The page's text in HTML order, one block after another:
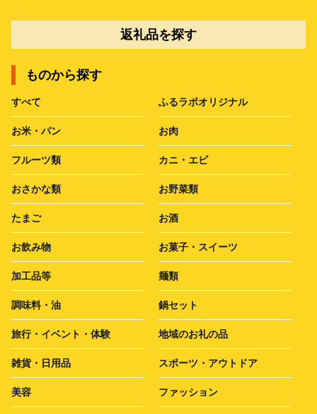
返礼品を探す
ものから探す
すべて ふるラボオリジナル
お米・パン お肉
フルーツ類 カニ・エビ
おさかな類 お野菜類
たまご お酒
お飲み物 お菓子・スイーツ
加工品等 麺類
調味料・油 鍋セット
旅行・イベント・体験 地域のお礼の品
雑貨・日用品 スポーツ・アウトドア
美容 ファッション